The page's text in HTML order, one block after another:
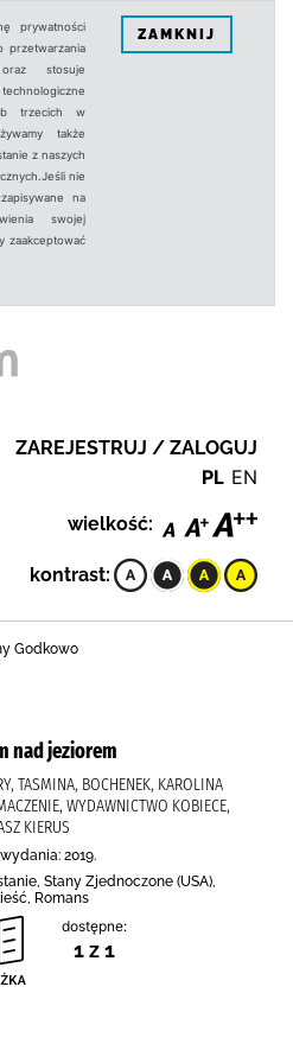
prywatności
przetwarzania
stosuje
trzecich w
także
z naszych
nie
na
swojej
zaakceptować
ZAMKNIJ
ZAREJESTRUJ / ZALOGUJ
PL EN
wielkość:
kontrast:
Godkowo
nad jeziorem
TASMINA, BOCHENEK, KAROLINA
WYDAWNICTWO KOBIECE,
KIERUS
2019.
Stany Zjednoczone (USA),
Romans
dostępne:
1 z 1